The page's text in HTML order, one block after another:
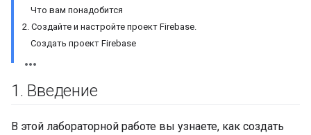
Что вам понадобится
2. Создайте и настройте проект Firebase.
Создать проект Firebase
1. Введение
В этой лабораторной работе вы узнаете, как создать